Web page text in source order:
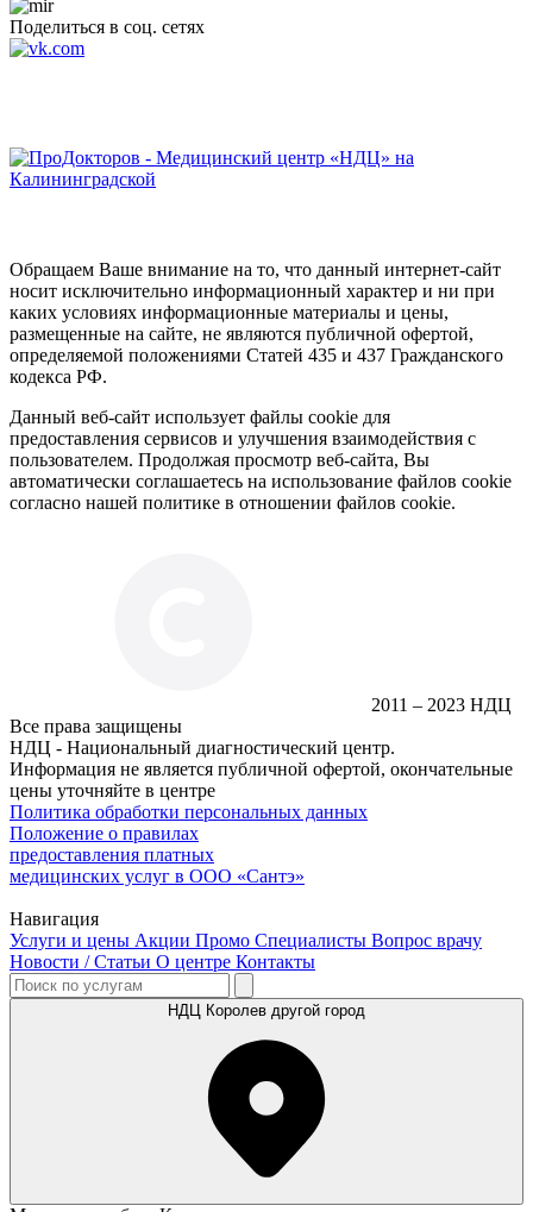
Поделиться в соц. сетях
Обращаем Ваше внимание на то, что данный интернет-сайт
носит исключительно информационный характер и ни при
каких условиях информационные материалы и цены,
размещенные на сайте, не являются публичной офертой,
определяемой положениями Статей 435 и 437 Гражданского
кодекса РФ.
Данный веб-сайт использует файлы cookie для
предоставления сервисов и улучшения взаимодействия с
пользователем. Продолжая просмотр веб-сайта, Вы
автоматически соглашаетесь на использование файлов cookie
согласно нашей политике в отношении файлов cookie.
2011 – 2023 НДЦ
Все права защищены
НДЦ - Национальный диагностический центр.
Информация не является публичной офертой, окончательные
цены уточняйте в центре
Политика обработки персональных данных
Положение о правилах
предоставления платных
медицинских услуг в ООО «Сантэ»
Навигация
Услуги и цены Акции Промо Специалисты Вопрос врачу
Новости / Статьи О центре Контакты
НДЦ Королев другой город